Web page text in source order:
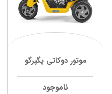
موتور دوکاتی پگپرگو
ناموجود